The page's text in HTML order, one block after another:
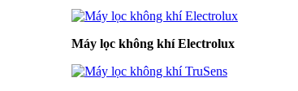
Máy lọc không khí Electrolux